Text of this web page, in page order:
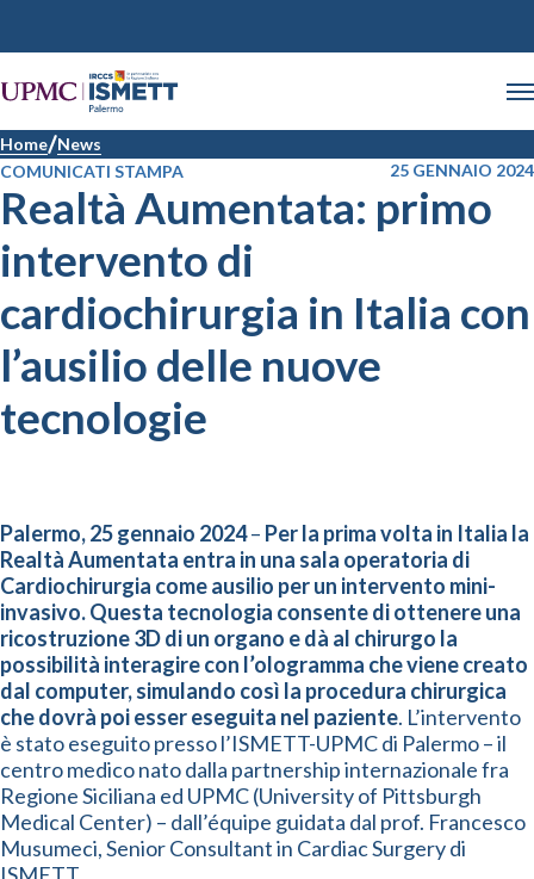
Home News
COMUNICATI STAMPA
25 GENNAIO 2024
Realtà Aumentata: primo
intervento di
cardiochirurgia in Italia con
l’ausilio delle nuove
tecnologie
Palermo, 25 gennaio 2024– Per la prima volta in Italia la
Realtà Aumentata entra in una sala operatoria di
Cardiochirurgia come ausilio per un intervento mini-
invasivo. Questa tecnologia consente di ottenere una
ricostruzione 3D di un organo e dà al chirurgo la
possibilità interagire con l’ologramma che viene creato
dal computer, simulando così la procedura chirurgica
che dovrà poi esser eseguita nel paziente. L’intervento
è stato eseguito presso l’ISMETT-UPMC di Palermo – il
centro medico nato dalla partnership internazionale fra
Regione Siciliana ed UPMC (University of Pittsburgh
Medical Center) – dall’équipe guidata dal prof. Francesco
Musumeci, Senior Consultant in Cardiac Surgery di